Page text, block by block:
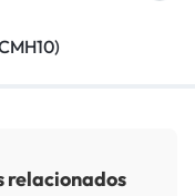
relacionados